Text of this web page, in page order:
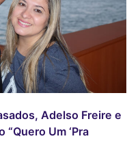
Adelso Freire e
Um ‘Pra